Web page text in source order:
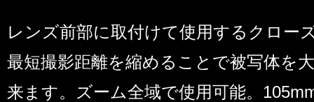
レンズ前部に取付けて使用するクロー
最短撮影距離を縮めることで被写体を
来ます。ズーム全域で使用可能。